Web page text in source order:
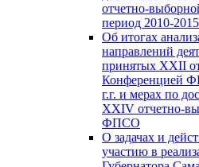
отчетно-
период 2010-2015
Об итогах
направлений
принятых XXII
Конференцией
г.г. и мерах по
XXIV отчетно-
ФПСО
О задачах и
участию в